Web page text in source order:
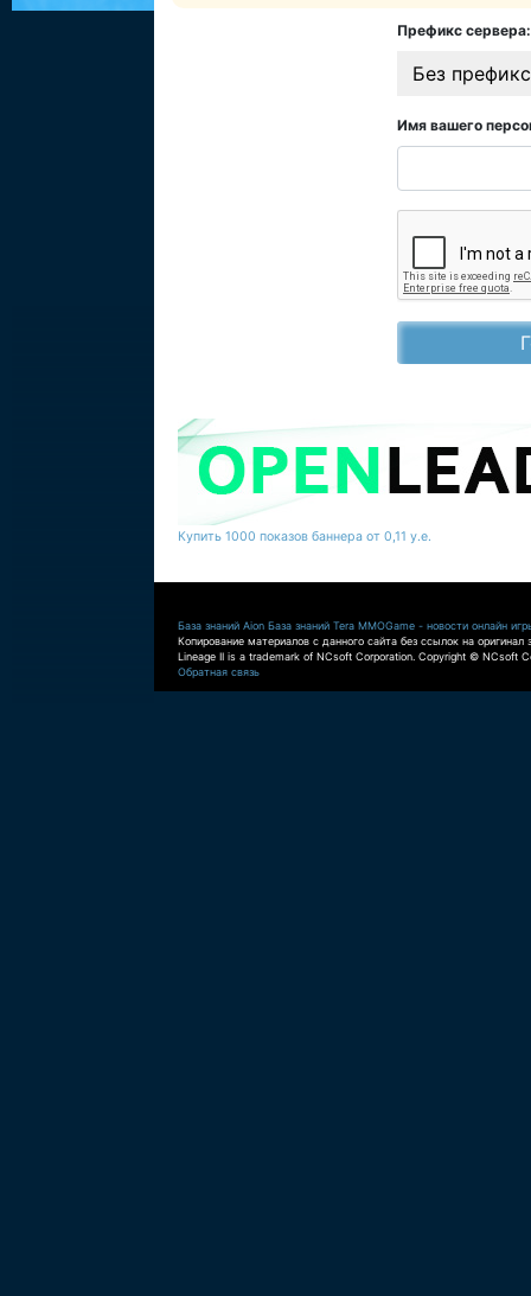
Префикс сервера:
Без
Имя вашего
Купить 1000 показов баннера от 0,11 у.е.
База знаний Aion База знаний Tera MMOGame - новости онлайн
Копирование материалов с данного сайта без ссылок на оригинал
Lineage II is a trademark of NCsoft Corporation. Copyright © NCsoft
Обратная связь